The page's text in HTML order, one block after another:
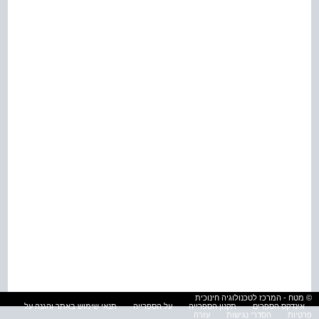
© מטח - המרכז לטכנולוגיה חינוכית
אינדקס הספרים
תקנון הספרייה על הספרייה
תנאי שימוש באתר והגנה על
פרטיות
הסדרי נגישות עזרה